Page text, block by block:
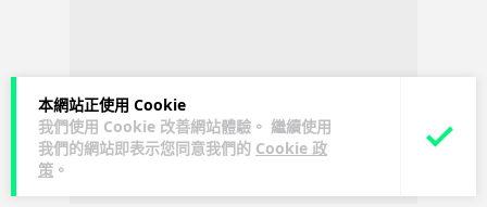
本網站正使用 Cookie
我們使用 Cookie 改善網站體驗。 繼續使用
我們的網站即表示您同意我們的 Cookie 政
策 。